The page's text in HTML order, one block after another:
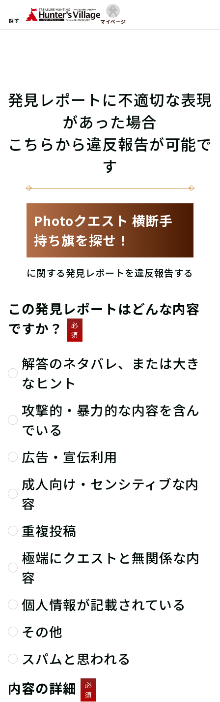
探す マイページ
発見レポートに不適切な表現
があった場合
こちらから違反報告が可能で
す
Photoクエスト 横断手
持ち旗を探せ！
に関する発見レポートを違反報告する
この発見レポートはどんな内容
ですか？
必
須
解答のネタバレ、または大き
なヒント
攻撃的・暴力的な内容を含ん
でいる
広告・宣伝利用
成人向け・センシティブな内
容
重複投稿
極端にクエストと無関係な内
容
個人情報が記載されている
その他
スパムと思われる
内容の詳細
必
須